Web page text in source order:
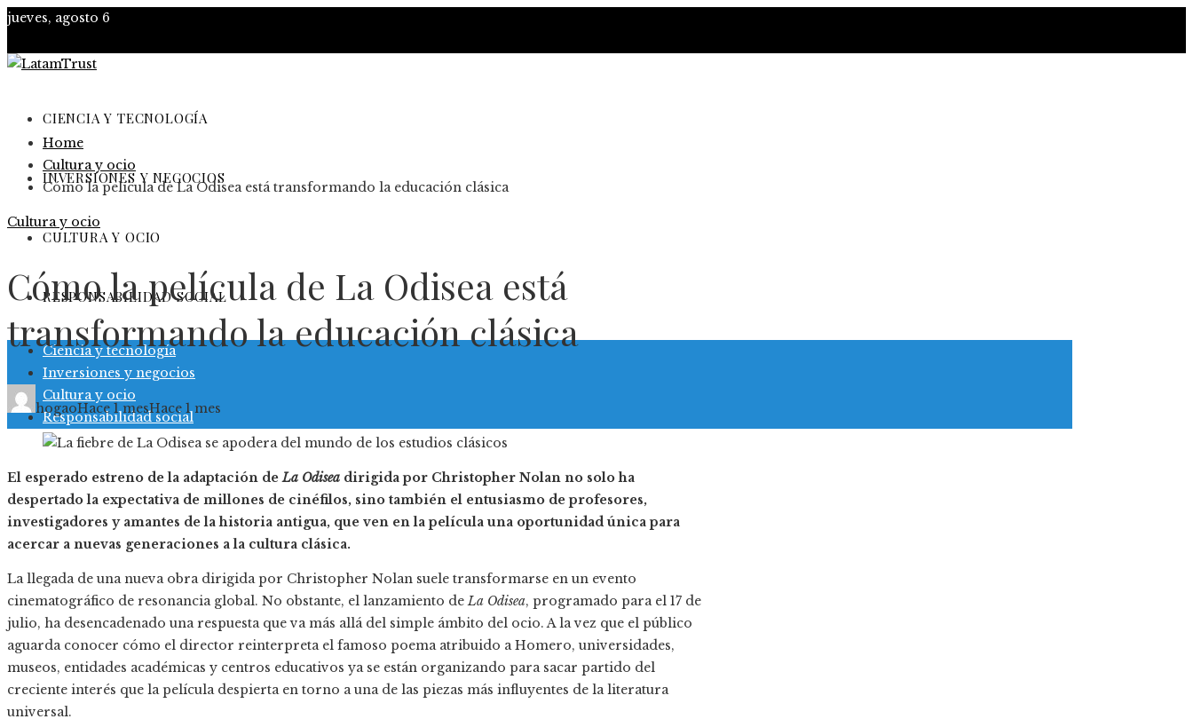
jueves, agosto 6
CIENCIA Y TECNOLOGÍA
INVERSIONES Y NEGOCIOS
CULTURA Y OCIO
RESPONSABILIDAD SOCIAL
Ciencia y tecnología
Inversiones y negocios
Cultura y ocio
Responsabilidad social
Home
Cultura y ocio
Cómo la película de La Odisea está transformando la educación clásica
Cultura y ocio
Cómo la película de La Odisea está
transformando la educación clásica
hogaoHace 1 mesHace 1 mes
El esperado estreno de la adaptación deLa Odisea dirigida por Christopher Nolan no solo ha
despertado la expectativa de millones de cinéfilos, sino también el entusiasmo de profesores,
investigadores y amantes de la historia antigua, que ven en la película una oportunidad única para
acercar a nuevas generaciones a la cultura clásica.
La llegada de una nueva obra dirigida por Christopher Nolan suele transformarse en un evento
cinematográfico de resonancia global. No obstante, el lanzamiento deLa Odisea, programado para el 17 de
julio, ha desencadenado una respuesta que va más allá del simple ámbito del ocio. A la vez que el público
aguarda conocer cómo el director reinterpreta el famoso poema atribuido a Homero, universidades,
museos, entidades académicas y centros educativos ya se están organizando para sacar partido del
creciente interés que la película despierta en torno a una de las piezas más influyentes de la literatura
universal.